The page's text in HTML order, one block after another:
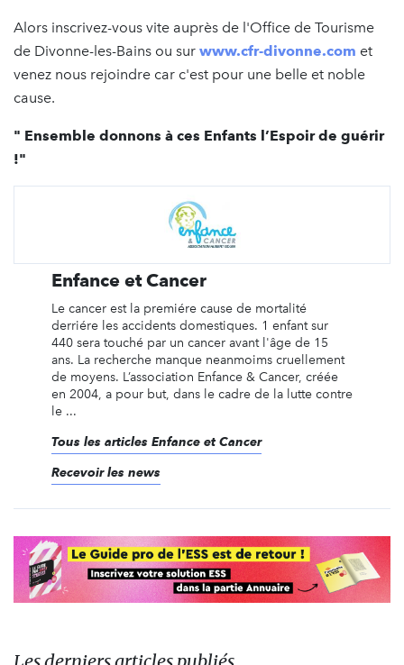
Alors inscrivez-vous vite auprès de l'Office de Tourisme
de Divonne-les-Bains ou sur www.cfr-divonne.com et
venez nous rejoindre car c'est pour une belle et noble
cause.
" Ensemble donnons à ces Enfants l’Espoir de guérir
!"
Enfance et Cancer
Le cancer est la premiére cause de mortalité
derriére les accidents domestiques. 1 enfant sur
440 sera touché par un cancer avant l'âge de 15
ans. La recherche manque neanmoims cruellement
de moyens. L’association Enfance & Cancer, créée
en 2004, a pour but, dans le cadre de la lutte contre
le ...
Tous les articles Enfance et Cancer
Recevoir les news